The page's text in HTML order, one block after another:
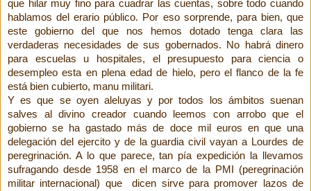
que hilar muy fino para cuadrar las cuentas, sobre todo cuando
hablamos del erario público. Por eso sorprende, para bien, que
este gobierno del que nos hemos dotado tenga clara las
verdaderas necesidades de sus gobernados. No habrá dinero
para escuelas u hospitales, el presupuesto para ciencia o
desempleo esta en plena edad de hielo, pero el flanco de la fe
está bien cubierto, manu militari.
Y es que se oyen aleluyas y por todos los ámbitos suenan
salves al divino creador cuando leemos con arrobo que el
gobierno se ha gastado más de doce mil euros en que una
delegación del ejercito y de la guardia civil vayan a Lourdes de
peregrinación. A lo que parece, tan pía expedición la llevamos
sufragando desde 1958 en el marco de la PMI (peregrinación
militar internacional) que dicen sirve para promover lazos de